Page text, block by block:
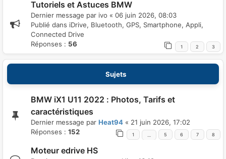
Tutoriels et Astuces BMW
Dernier message par ivo « 06 juin 2026, 08:03
Publié dans iDrive, Bluetooth, GPS, Smartphone, Appli,
Connected Drive
Réponses : 56 1 2 3
Sujets
BMW iX1 U11 2022 : Photos, Tarifs et
caractéristiques
Dernier message par Heat94 « 21 juin 2026, 17:02
Réponses : 152 1 5 6 7 8
Moteur edrive HS